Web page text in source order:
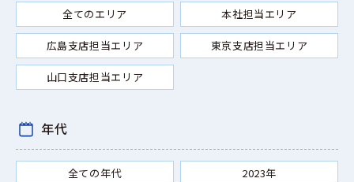
全てのエリア 本社担当エリア
広島支店担当エリア 東京支店担当エリア
山口支店担当エリア
年代
全ての年代 2023年